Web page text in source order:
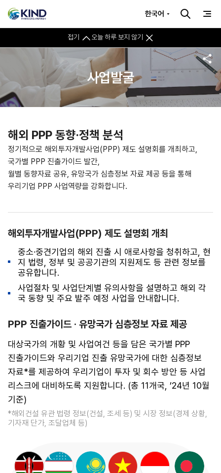
접기 오늘 하루 보지 않기
한국어
사업발굴
해외 PPP 동향·정책 분석
정기적으로 해외투자개발사업(PPP) 제도 설명회를 개최하고,
국가별 PPP 진출가이드 발간,
월별 동향자료 공유, 유망국가 심층정보 자료 제공 등을 통해
우리기업 PPP 사업역량을 강화합니다.
해외투자개발사업(PPP) 제도 설명회 개최
중소·중견기업의 해외 진출 시 애로사항을 청취하고, 현
지 법령, 정부 및 공공기관의 지원제도 등 관련 정보를
공유합니다.
사업절차 및 사업단계별 유의사항을 설명하고 해외 각
국 동향 및 주요 발주 예정 사업을 안내합니다.
PPP 진출가이드 · 유망국가 심층정보 자료 제공
대상국가의 개황 및 사업여건 등을 담은 국가별 PPP
진출가이드와 우리기업 진출 유망국가에 대한 심층정보
자료*를 제공하여 우리기업이 투자 및 회수 방안 등 사업
리스크에 대비하도록 지원합니다. (총 11개국, ’24년 10월
기준)
*해외건설 유관 법령 정보(건설, 조세 등) 및 시장 정보(경제 상황,
기자재 단가, 조달업체 등)